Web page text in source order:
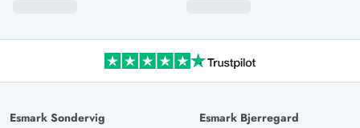
Esmark Sondervig
Esmark Bjerregard